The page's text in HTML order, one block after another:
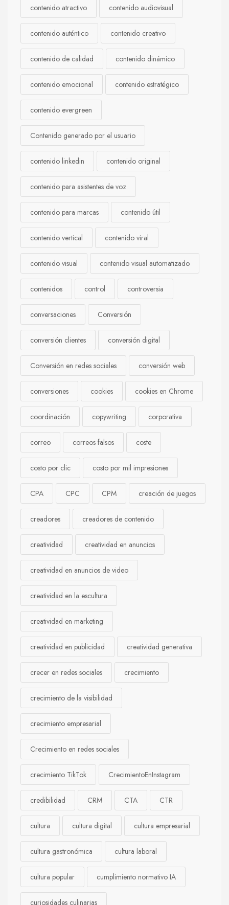
contenido atractivo contenido audiovisual
contenido auténtico contenido creativo
contenido de calidad contenido dinámico
contenido emocional contenido estratégico
contenido evergreen
Contenido generado por el usuario
contenido linkedin contenido original
contenido para asistentes de voz
contenido para marcas contenido útil
contenido vertical contenido viral
contenido visual contenido visual automatizado
contenidos control controversia
conversaciones Conversión
conversión clientes conversión digital
Conversión en redes sociales conversión web
conversiones cookies cookies en Chrome
coordinación copywriting corporativa
correo correos falsos coste
costo por clic costo por mil impresiones
CPA CPC CPM creación de juegos
creadores creadores de contenido
creatividad creatividad en anuncios
creatividad en anuncios de video
creatividad en la escultura
creatividad en marketing
creatividad en publicidad creatividad generativa
crecer en redes sociales crecimiento
crecimiento de la visibilidad
crecimiento empresarial
Crecimiento en redes sociales
crecimiento TikTok CrecimientoEnInstagram
credibilidad CRM CTA CTR
cultura cultura digital cultura empresarial
cultura gastronómica cultura laboral
cultura popular cumplimiento normativo IA
curiosidades culinarias